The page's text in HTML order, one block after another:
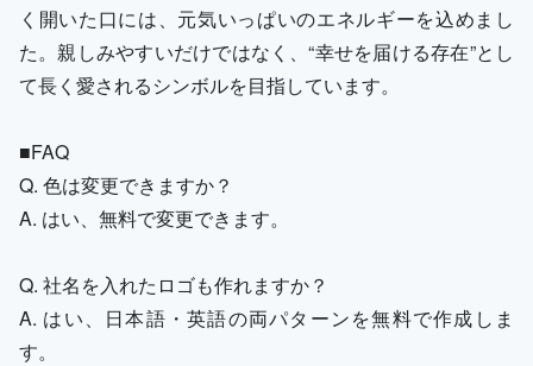
く開いた口には、元気いっぱいのエネルギーを込めまし
た。親しみやすいだけではなく、“幸せを届ける存在”とし
て長く愛されるシンボルを目指しています。
■FAQ
Q. 色は変更できますか？
A. はい、無料で変更できます。
Q. 社名を入れたロゴも作れますか？
A. はい、日本語・英語の両パターンを無料で作成しま
す。